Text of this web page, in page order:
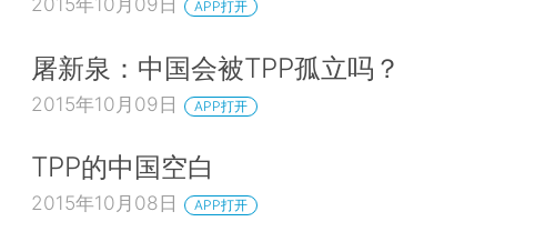
APP打开
屠新泉：中国会被TPP孤立吗？
2015年10月09日 APP打开
TPP的中国空白
2015年10月08日 APP打开